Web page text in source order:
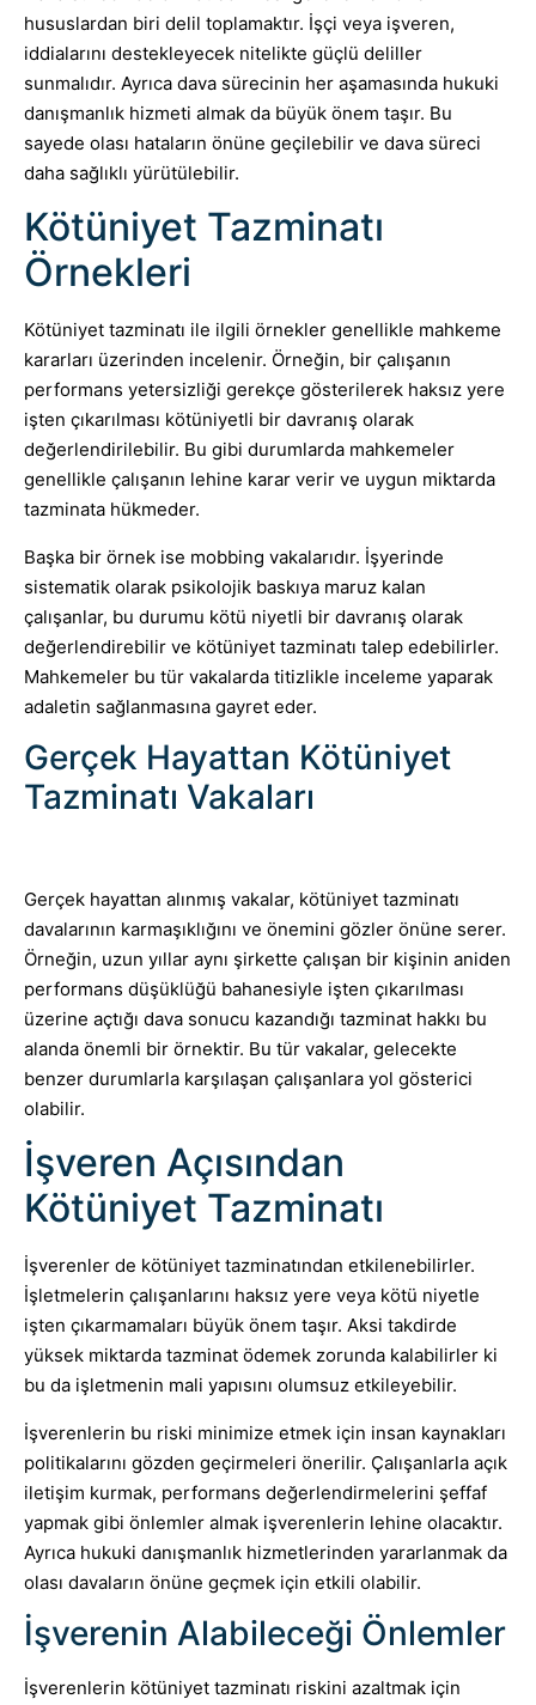
hususlardan biri delil toplamaktır. İşçi veya işveren,
iddialarını destekleyecek nitelikte güçlü deliller
sunmalıdır. Ayrıca dava sürecinin her aşamasında hukuki
danışmanlık hizmeti almak da büyük önem taşır. Bu
sayede olası hataların önüne geçilebilir ve dava süreci
daha sağlıklı yürütülebilir.
Kötüniyet Tazminatı
Örnekleri
Kötüniyet tazminatı ile ilgili örnekler genellikle mahkeme
kararları üzerinden incelenir. Örneğin, bir çalışanın
performans yetersizliği gerekçe gösterilerek haksız yere
işten çıkarılması kötüniyetli bir davranış olarak
değerlendirilebilir. Bu gibi durumlarda mahkemeler
genellikle çalışanın lehine karar verir ve uygun miktarda
tazminata hükmeder.
Başka bir örnek ise mobbing vakalarıdır. İşyerinde
sistematik olarak psikolojik baskıya maruz kalan
çalışanlar, bu durumu kötü niyetli bir davranış olarak
değerlendirebilir ve kötüniyet tazminatı talep edebilirler.
Mahkemeler bu tür vakalarda titizlikle inceleme yaparak
adaletin sağlanmasına gayret eder.
Gerçek Hayattan Kötüniyet
Tazminatı Vakaları
Gerçek hayattan alınmış vakalar, kötüniyet tazminatı
davalarının karmaşıklığını ve önemini gözler önüne serer.
Örneğin, uzun yıllar aynı şirkette çalışan bir kişinin aniden
performans düşüklüğü bahanesiyle işten çıkarılması
üzerine açtığı dava sonucu kazandığı tazminat hakkı bu
alanda önemli bir örnektir. Bu tür vakalar, gelecekte
benzer durumlarla karşılaşan çalışanlara yol gösterici
olabilir.
İşveren Açısından
Kötüniyet Tazminatı
İşverenler de kötüniyet tazminatından etkilenebilirler.
İşletmelerin çalışanlarını haksız yere veya kötü niyetle
işten çıkarmamaları büyük önem taşır. Aksi takdirde
yüksek miktarda tazminat ödemek zorunda kalabilirler ki
bu da işletmenin mali yapısını olumsuz etkileyebilir.
İşverenlerin bu riski minimize etmek için insan kaynakları
politikalarını gözden geçirmeleri önerilir. Çalışanlarla açık
iletişim kurmak, performans değerlendirmelerini şeffaf
yapmak gibi önlemler almak işverenlerin lehine olacaktır.
Ayrıca hukuki danışmanlık hizmetlerinden yararlanmak da
olası davaların önüne geçmek için etkili olabilir.
İşverenin Alabileceği Önlemler
İşverenlerin kötüniyet tazminatı riskini azaltmak için